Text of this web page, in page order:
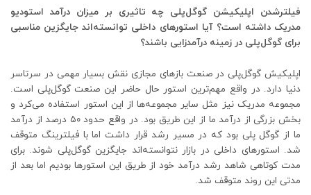
فیلترشدن اپلیکیشن گوگل‌پلی چه تاثیری بر میزان درآمد استودیو
مدریک داشته است؟ آیا استورهای داخلی توانسته‌اند جایگزین مناسبی
برای گوگل‌پلی در زمینه درآمدزایی باشند؟
اپلیکیش گوگل‌پلی در صنعت بازهای مجازی نقش بسیار مهمی در سرتاسر
دنیا دارد. در واقع مهم‌ترین استور حال حاضر این صنعت گوگل‌پلی است.
مجموعه مدریک نیز مثل سایر مجموعه‌ها از این استور استفاده می‌کرد و
بخش بزرگی از درآمد ما از این طریق بود. در واقع حدود ۵۰ درصد از درآمد
ما از گوگل پلی بود که در مسیر رشد قرار داشت اما با فیلترینگ متوقف
شد. استورهای داخلی در بازار نتوانسته‌اند جایگزین گوگل‌پلی شوند. برای
مدت کوتاهی شاهد رشد درآمد خود از طریق این استورها بودیم اما بعد از
مدتی این روند متوقف شد.